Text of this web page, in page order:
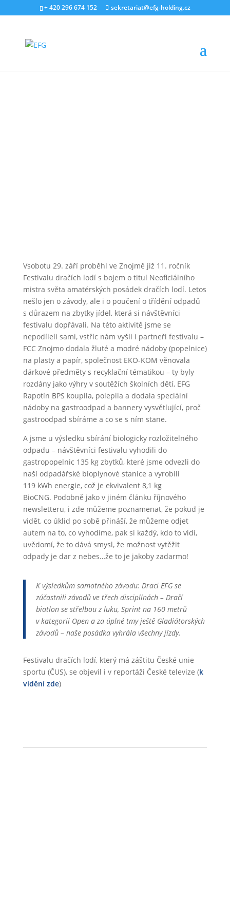
+ 420 296 674 152 sekretariat@efg-holding.cz
Vsobotu 29. září proběhl ve Znojmě již 11. ročník
Festivalu dračích lodí s bojem o titul Neoficiálního
mistra světa amatérských posádek dračích lodí. Letos
nešlo jen o závody, ale i o poučení o třídění odpadů
s důrazem na zbytky jídel, která si návštěvníci
festivalu dopřávali. Na této aktivitě jsme se
nepodíleli sami, vstříc nám vyšli i partneři festivalu –
FCC Znojmo dodala žluté a modré nádoby (popelnice)
na plasty a papír, společnost EKO-KOM věnovala
dárkové předměty s recyklační tématikou – ty byly
rozdány jako výhry v soutěžích školních dětí, EFG
Rapotín BPS koupila, polepila a dodala speciální
nádoby na gastroodpad a bannery vysvětlující, proč
gastroodpad sbíráme a co se s ním stane.
A jsme u výsledku sbírání biologicky rozložitelného
odpadu – návštěvníci festivalu vyhodili do
gastropopelnic 135 kg zbytků, které jsme odvezli do
naší odpadářské bioplynové stanice a vyrobili
119 kWh energie, což je ekvivalent 8,1 kg
BioCNG. Podobně jako v jiném článku říjnového
newsletteru, i zde můžeme poznamenat, že pokud je
vidět, co úklid po sobě přináší, že můžeme odjet
autem na to, co vyhodíme, pak si každý, kdo to vidí,
uvědomí, že to dává smysl, že možnost vytěžit
odpady je dar z nebes…že to je jakoby zadarmo!
K výsledkům samotného závodu: Draci EFG se
zúčastnili závodů ve třech disciplínách – Dračí
biatlon se střelbou z luku, Sprint na 160 metrů
v kategorii Open a za úplné tmy ještě Gladiátorských
závodů – naše posádka vyhrála všechny jízdy.
Festivalu dračích lodí, který má záštitu České unie
sportu (ČUS), se objevil i v reportáži České televize (k
vidění zde)